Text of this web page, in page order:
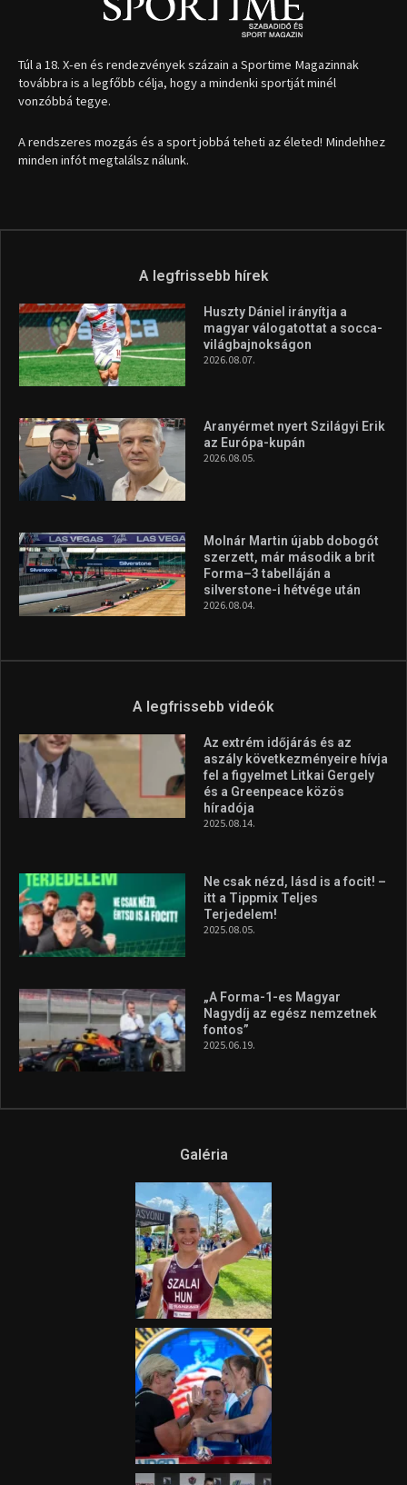
Túl a 18. X-en és rendezvények százain a Sportime Magazinnak
továbbra is a legfőbb célja, hogy a mindenki sportját minél
vonzóbbá tegye.
A rendszeres mozgás és a sport jobbá teheti az életed! Mindehhez
minden infót megtalálsz nálunk.
A legfrissebb hírek
Huszty Dániel irányítja a
magyar válogatottat a socca-
világbajnokságon
2026.08.07.
Aranyérmet nyert Szilágyi Erik
az Európa-kupán
2026.08.05.
Molnár Martin újabb dobogót
szerzett, már második a brit
Forma–3 tabelláján a
silverstone-i hétvége után
2026.08.04.
A legfrissebb videók
Az extrém időjárás és az
aszály következményeire hívja
fel a figyelmet Litkai Gergely
és a Greenpeace közös
híradója
2025.08.14.
Ne csak nézd, lásd is a focit! –
itt a Tippmix Teljes
Terjedelem!
2025.08.05.
„A Forma-1-es Magyar
Nagydíj az egész nemzetnek
fontos”
2025.06.19.
Galéria